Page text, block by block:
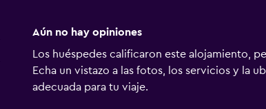
Aún no hay opiniones
Los huéspedes calificaron este alojamiento,
Echa un vistazo a las fotos, los servicios y la
adecuada para tu viaje.